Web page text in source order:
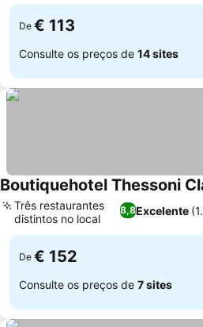
De € 113
Consulte os preços de 14 sites
Boutiquehotel Thessoni
8,8Excelente
Três restaurantes
distintos no local
De € 152
Consulte os preços de 7 sites